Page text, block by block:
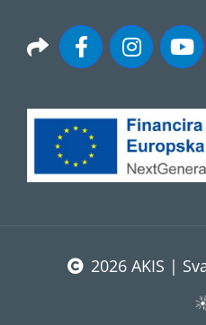
2026 AKIS |